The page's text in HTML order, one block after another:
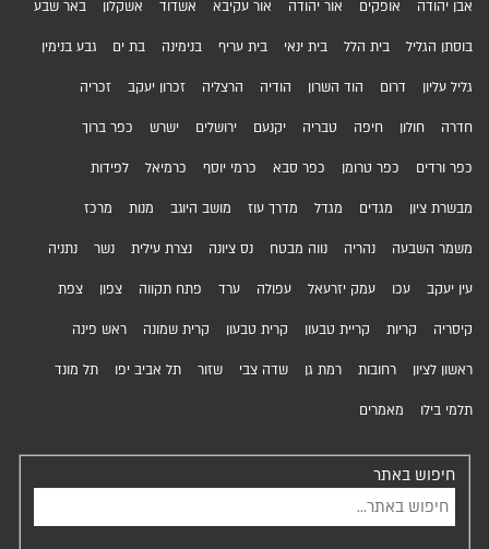
אבן יהודה אופקים אור יהודה אור עקיבא אשדוד אשקלון באר שבע
בוסתן הגליל בית הלל בית ינאי בית עריף בנימינה בת ים גבע בנימין
גליל עליון דרום הוד השרון הודיה הרצליה זכרון יעקב זכריה
חדרה חולון חיפה טבריה יקנעם ירושלים ישרש כפר ברוך
כפר ורדים כפר טרומן כפר סבא כרמי יוסף כרמיאל לפידות
מבשרת ציון מגדים מגדל מדרך עוז מושב היוגב מנות מרכז
משמר השבעה נהריה נווה מבטח נס ציונה נצרת עילית נשר נתניה
עין יעקב עכו עמק יזרעאל עפולה ערד פתח תקווה צפון צפת
קיסריה קריות קריית טבעון קרית טבעון קרית שמונה ראש פינה
ראשון לציון רחובות רמת גן שדה צבי שזור תל אביב יפו תל מונד
תלמי בילו מאמרים
חיפוש באתר